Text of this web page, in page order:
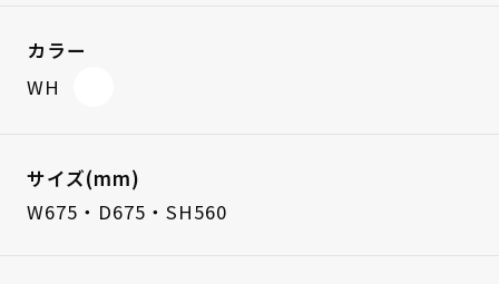
カラー
WH
サイズ(mm)
W675・D675・SH560